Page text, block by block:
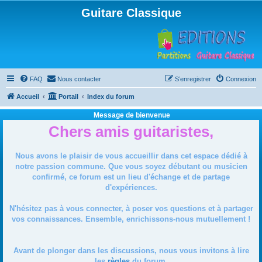
Guitare Classique
FAQ Nous contacter Connexion
S’enregistrer
Accueil Portail Index du forum
Message de bienvenue
Chers amis guitaristes,
Nous avons le plaisir de vous accueillir dans cet espace dédié à
notre passion commune. Que vous soyez débutant ou musicien
confirmé, ce forum est un lieu d'échange et de partage
d'expériences.
N'hésitez pas à vous connecter, à poser vos questions et à partager
vos connaissances. Ensemble, enrichissons-nous mutuellement !
Avant de plonger dans les discussions, nous vous invitons à lire